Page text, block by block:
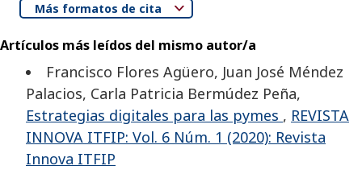
Más formatos de cita
Artículos más leídos del mismo autor/a
Francisco Flores Agüero, Juan José Méndez
Palacios, Carla Patricia Bermúdez Peña,
Estrategias digitales para las pymes , REVISTA
INNOVA ITFIP: Vol. 6 Núm. 1 (2020): Revista
Innova ITFIP